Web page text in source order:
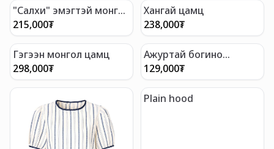
"Салхи" эмэгтэй монгол
цамц
215,000₮
Хангай цамц
238,000₮
Гэгээн монгол цамц
298,000₮
Ажуртай богино
кардиган
129,000₮
Plain hood